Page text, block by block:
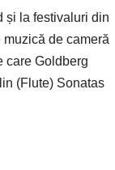
și la festivaluri din
de cameră
care Goldberg
(Flute) Sonatas